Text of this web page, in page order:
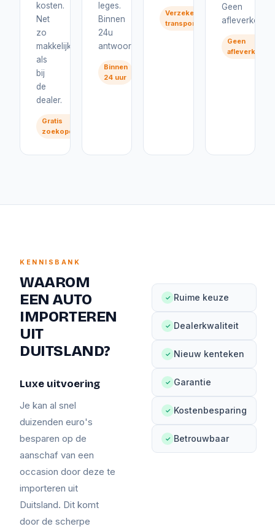
kosten.
Net
zo
makkelijk
als
bij
de
dealer.
Gratis
zoekopdracht
leges.
Binnen
24u
antwoord.
Binnen
24 uur
Verzekerd
transport
Geen
Geen
afleverkosten
KENNISBANK
WAAROM
EEN AUTO
IMPORTEREN
UIT
DUITSLAND?
Luxe uitvoering
Je kan al snel
duizenden euro's
besparen op de
aanschaf van een
occasion door deze te
importeren uit
Duitsland. Dit komt
door de scherpe
✓ Ruime keuze
✓ Dealerkwaliteit
✓ Nieuw kenteken
✓ Garantie
✓ Kostenbesparing
✓ Betrouwbaar